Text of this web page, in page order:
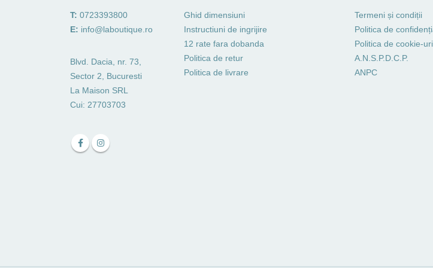
T: 0723393800
E: info@laboutique.ro
Blvd. Dacia, nr. 73,
Sector 2, Bucuresti
La Maison SRL
Cui: 27703703
Ghid dimensiuni
Instructiuni de ingrijire
12 rate fara dobanda
Politica de retur
Politica de livrare
Termeni și condiții
Politica de
Politica de cookie-uri
A.N.S.P.D.C.P.
ANPC